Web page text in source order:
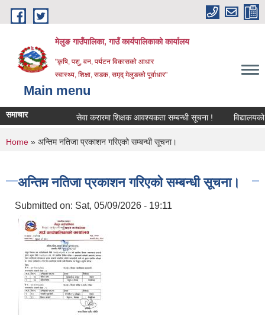
Skip to main content
मेलुङ गाउँपालिका, गाउँ कार्यपालिकाको कार्यालय
"कृषि, पशु, वन, पर्यटन विकासको आधार
स्वास्थ्य, शिक्षा, सडक, समृद् मेलुङको पूर्वाधार"
Main menu
समाचार सेवा करारमा शिक्षक आवश्‍यकता सम्बन्धी सूचना ! विद्यालयको
You are here
Home » अन्तिम नतिजा प्रकाशन गरिएको सम्बन्धी सूचना।
अन्तिम नतिजा प्रकाशन गरिएको सम्बन्धी सूचना।
Submitted on: Sat, 05/09/2026 - 19:11